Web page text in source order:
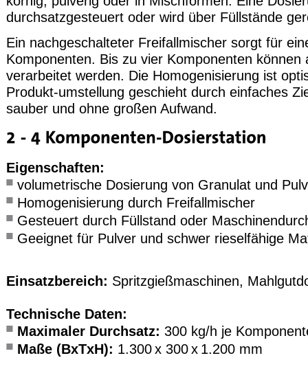
durchsatzgesteuert oder wird über Füllstände
Ein nachgeschalteter Freifallmischer sorgt für
Komponenten. Bis zu vier Komponenten können
verarbeitet werden. Die Homogenisierung ist
Produkt-umstellung geschieht durch einfaches
sauber und ohne großen Aufwand.
Eigenschaften:
volumetrische Dosierung von Granulat und
Homogenisierung durch Freifallmischer
Gesteuert durch Füllstand oder
Geeignet für Pulver und schwer rieselfähige
Einsatzbereich: ­Spritzgieß­maschinen,
Technische Daten:
Maximaler Durchsatz: 300 kg/h je
Maße (BxTxH): 1.300 x 300 x 1.200 mm